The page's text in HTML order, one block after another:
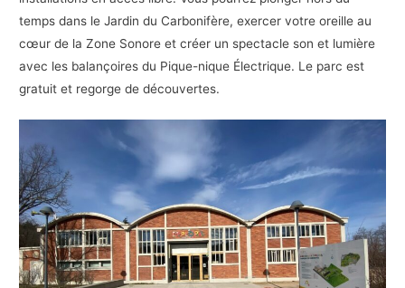
temps dans le Jardin du Carbonifère, exercer votre oreille au
cœur de la Zone Sonore et créer un spectacle son et lumière
avec les balançoires du Pique-nique Électrique. Le parc est
gratuit et regorge de découvertes.